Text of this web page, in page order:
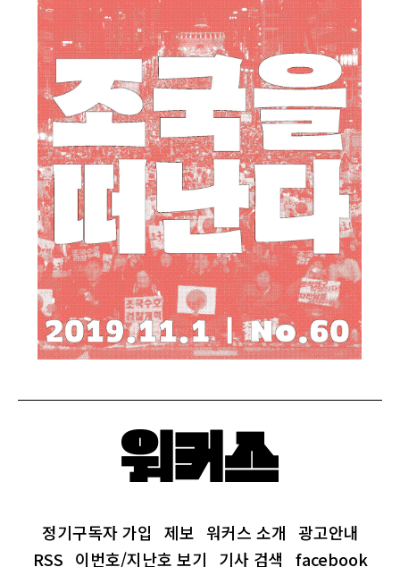
정기구독자 가입 제보 워커스 소개 광고안내
RSS 이번호/지난호 보기 기사 검색 facebook